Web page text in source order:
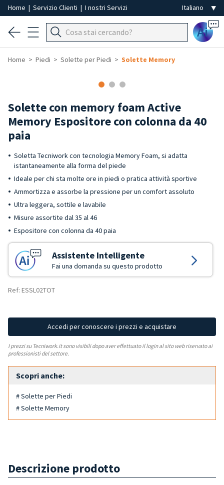
Home | Servizio Clienti | I nostri Servizi
Ai
Home Piedi Solette per Piedi Solette Memory
Solette con memory foam Active
Memory Espositore con colonna da 40
paia
Soletta Tecniwork con tecnologia Memory Foam, si adatta
istantaneamente alla forma del piede
Ideale per chi sta molte ore in piedi o pratica attività sportive
Ammortizza e assorbe la pressione per un comfort assoluto
Ultra leggera, sottile e lavabile
Misure assortite dal 35 al 46
Espositore con colonna da 40 paia
Assistente Intelligente
Fai una domanda su questo prodotto
Ref: ESSL02TOT
Accedi per conoscere i prezzi e acquistare
I prezzi su Tecniwork.it sono visibili dopo aver effettuato il login al sito web riservato ai
professionisti del settore.
Scopri anche:
# Solette per Piedi
# Solette Memory
Descrizione prodotto